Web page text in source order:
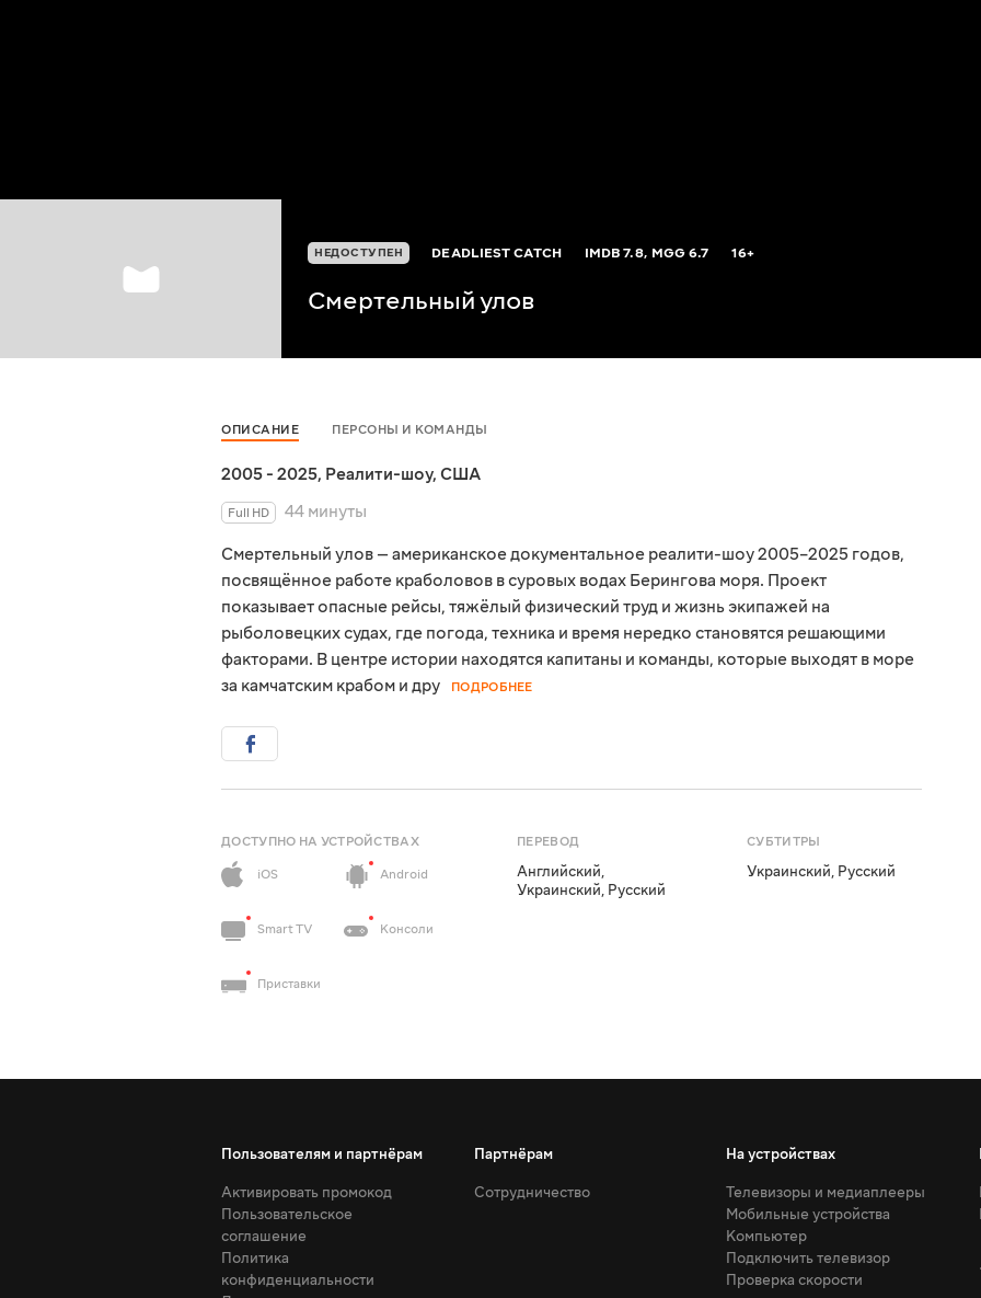
НЕДОСТУПЕН DEADLIEST CATCH IMDB7.8, MGG6.7 16+
Смертельный улов
ОПИСАНИЕ ПЕРСОНЫ И КОМАНДЫ
2005 - 2025, Реалити-шоу, США
Full HD
44 минуты
Смертельный улов — американское документальное реалити-шоу 2005–2025 годов,
посвящённое работе краболовов в суровых водах Берингова моря. Проект
показывает опасные рейсы, тяжёлый физический труд и жизнь экипажей на
рыболовецких судах, где погода, техника и время нередко становятся решающими
факторами. В центре истории находятся капитаны и команды, которые выходят в море
за камчатским крабом и дру
ПОДРОБНЕЕ
ДОСТУПНО НА УСТРОЙСТВАХ
iOS
Android
Smart TV Консоли
Приставки
ПЕРЕВОД
Английский,
Украинский, Русский
СУБТИТРЫ
Украинский, Русский
Пользователям и партнёрам
Активировать промокод
Пользовательское
соглашение
Политика
конфиденциальности
Партнёрам
Сотрудничество
На устройствах
Телевизоры и медиаплееры
Мобильные устройства
Компьютер
Подключить телевизор
Проверка скорости